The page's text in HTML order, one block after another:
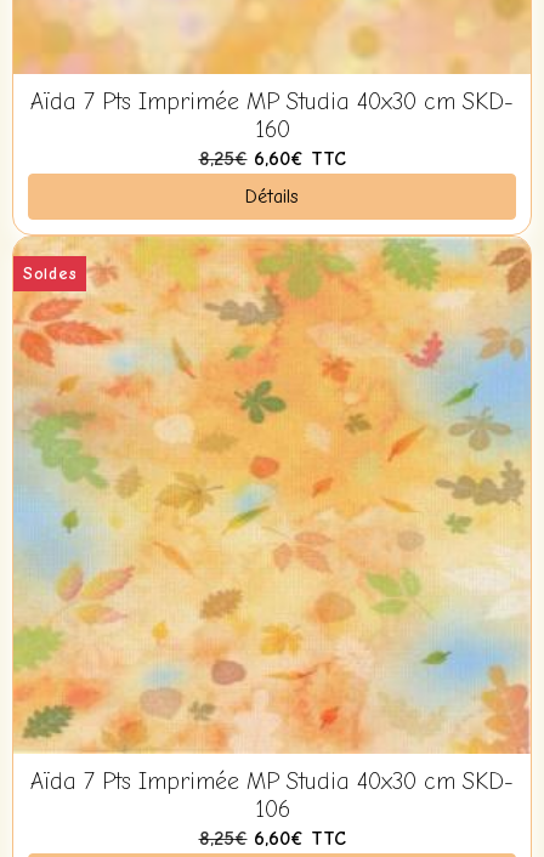
Aïda 7 Pts Imprimée MP Studia 40x30 cm SKD-
160
8,25€ 6,60€ TTC
Détails
Soldes
Aïda 7 Pts Imprimée MP Studia 40x30 cm SKD-
106
8,25€ 6,60€ TTC